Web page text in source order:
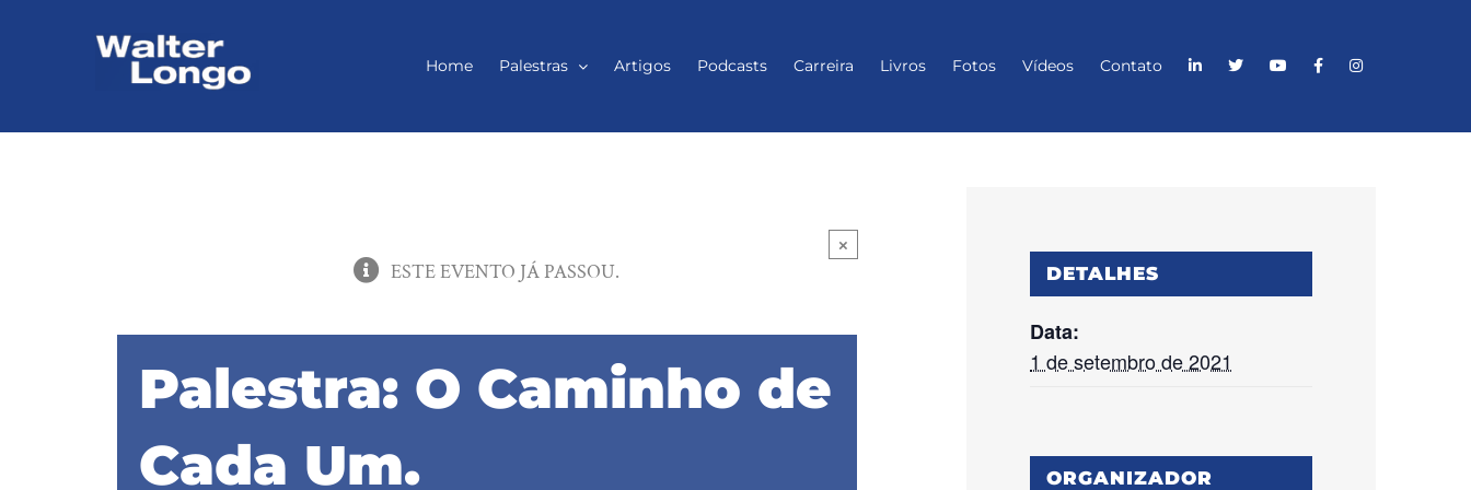
Home Palestras Artigos Podcasts Carreira Livros Fotos Vídeos Contato
×
ESTE EVENTO JÁ PASSOU.
Palestra: O Caminho de
Cada Um.
DETALHES
Data:
1 de setembro de 2021
ORGANIZADOR